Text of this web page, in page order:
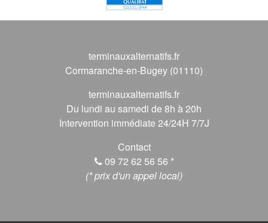
terminauxalternatifs.fr
Cormaranche-en-Bugey (01110)
terminauxalternatifs.fr
Du lundi au samedi de 8h à 20h
Intervention immédiate 24/24H 7/7J
Contact
09 72 62 56 56 *
(* prix d'un appel local)